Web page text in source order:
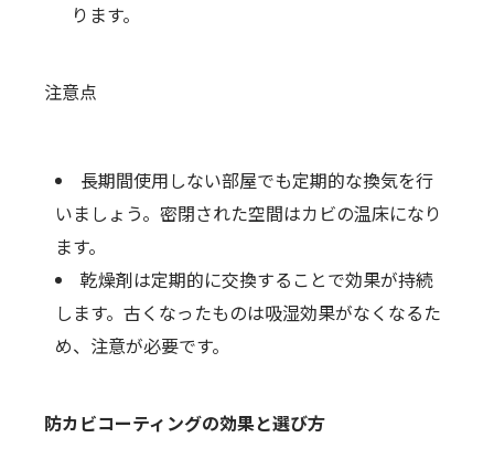
ります。
注意点
長期間使用しない部屋でも定期的な換気を行
いましょう。密閉された空間はカビの温床になり
ます。
乾燥剤は定期的に交換することで効果が持続
します。古くなったものは吸湿効果がなくなるた
め、注意が必要です。
防カビコーティングの効果と選び方